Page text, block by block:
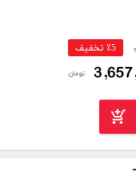
٪5 تخفیف
تومان